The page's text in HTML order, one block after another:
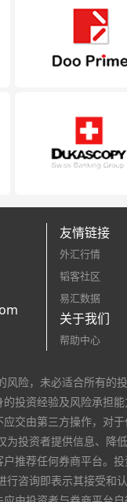
友情链接
外汇行情
韬客社区
易汇数据
关于我们
帮助中心
风险，未必适合所有的
投资经验及风险承担
交由第三方操作，对
为投资者提供信息、降
推荐任何券商平台。
行咨询即表示其接受和